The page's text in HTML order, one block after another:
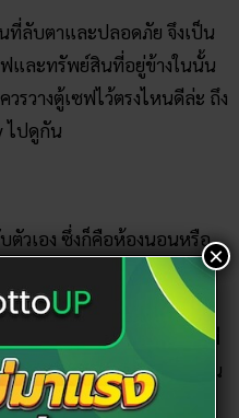
ที่ลับตาและปลอดภัย จึงเป็น
และทรัพย์สินที่อยู่ข้างในนั้น
รวางตู้เซฟไว้ตรงไหนดีล่ะ ถึง
ไปดูกัน
ตัวเอง ซึ่งก็คือห้องนอนหรือ
อเข้ามารื้อค้นของมีค่าก็มาที่
ถ้าต้องการให้ปลอดภัยควร
นที่คิดว่าโจรไม่น่าจะคิดว่ามี
ห้องเก็บเครื่องมือ หรือจุดอื่น
ลักว่าเป็นที่ ๆ จะไม่มีใคร
×